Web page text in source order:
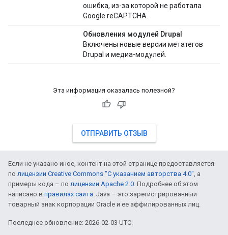
ошибка, из-за которой не работала
Google reCAPTCHA.
Обновления модулей Drupal
Включены новые версии метатегов
Drupal и медиа-модулей.
Эта информация оказалась полезной?
ОТПРАВИТЬ ОТЗЫВ
Если не указано иное, контент на этой странице предоставляется
по лицензии Creative Commons "С указанием авторства 4.0", а
примеры кода – по лицензии Apache 2.0. Подробнее об этом
написано в правилах сайта. Java – это зарегистрированный
товарный знак корпорации Oracle и ее аффилированных лиц.
Последнее обновление: 2026-02-03 UTC.